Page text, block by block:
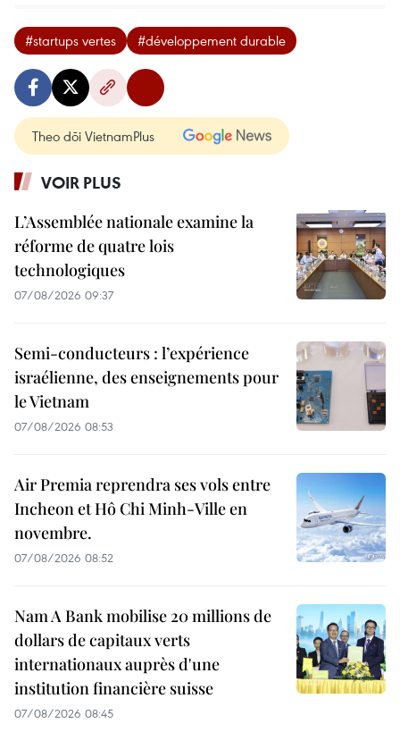
#startups vertes #développement durable
Theo dõi VietnamPlus
VOIR PLUS
L’Assemblée nationale examine la
réforme de quatre lois
technologiques
07/08/2026 09:37
Semi-conducteurs : l’expérience
israélienne, des enseignements pour
le Vietnam
07/08/2026 08:53
Air Premia reprendra ses vols entre
Incheon et Hô Chi Minh-Ville en
novembre.
07/08/2026 08:52
Nam A Bank mobilise 20 millions de
dollars de capitaux verts
internationaux auprès d'une
institution financière suisse
07/08/2026 08:45